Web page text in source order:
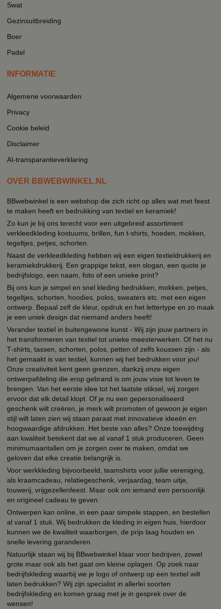
Swat
Gezinsuitbreiding
Boer
Padel
INFORMATIE
Algemene voorwaarden
Privacy
Cookie beleid
Disclaimer
AI-transparantieverklaring
OVER BBWEBWINKEL.NL
BBwebwinkel is een webshop die zich richt op alles wat met feest
te maken heeft en bedrukking van textiel en keramiek!
Zo kun je bij ons terecht voor een uitgebreid assortiment
verkleedkleding kostuums, brillen, fun t-shirts, hoeden, mokken,
tegeltjes, petjes, schorten.
Naast de verkleedkleding hebben wij een eigen textieldrukkerij en
keramiekdrukkerij. Een grappige tekst, een slogan, een quote je
bedrijfslogo, een naam, foto of een unieke print?
Bij ons kun je simpel en snel kleding bedrukken, mokken, petjes,
tegeltjes, schorten, hoodies, polos, sweaters etc. met een eigen
ontwerp. Bepaal zelf de kleur, opdruk en het lettertype en zo maak
je een uniek design dat niemand anders heeft!
Verander textiel in buitengewone kunst - Wij zijn jouw partners in
het transformeren van textiel tot unieke meesterwerken. Of het nu
T-shirts, tassen, schorten, polos, petten of zelfs koussen zijn - als
het gemaakt is van textiel, kunnen wij het bedrukken voor jou!
Onze creativiteit kent geen grenzen, dankzij onze eigen
ontwerpafdeling die erop gebrand is om jouw visie tot leven te
brengen. Van het eerste idee tot het laatste stiksel, wij zorgen
ervoor dat elk detail klopt. Of je nu een gepersonaliseerd
geschenk wilt creëren, je merk wilt promoten of gewoon je eigen
stijl wilt laten zien wij staan paraat met innovatieve ideeën en
hoogwaardige afdrukken. Het beste van alles? Onze toewijding
aan kwaliteit betekent dat we al vanaf 1 stuk produceren. Geen
minimumaantallen om je zorgen over te maken, omdat we
geloven dat elke creatie belangrijk is.
Voor werkkleding bijvoorbeeld, teamshirts voor jullie vereniging,
als kraamcadeau, relatiegeschenk, verjaardag, team uitje,
touwerij, vrijgezellenfeest. Maar ook om iemand een persoonlijk
en origineel cadeau te geven.
Ontwerpen kan online, in een paar simpele stappen, en bestellen
al vanaf 1 stuk. Wij bedrukken de kleding in eigen huis, hierdoor
kunnen we de kwaliteit waarborgen, de prijs laag houden en
snelle levering garanderen.
Natuurlijk staan wij bij BBwebwinkel klaar voor bedrijven, zowel
grote maar ook als het gaat om kleine oplagen. Op zoek naar
bedrijfskleding waarbij we je logo of ontwerp op een textiel wilt
laten bedrukken? Wij zijn specialist in allerlei soorten
bedrijfskleding en komen graag met je in gesprek over de
wensen!